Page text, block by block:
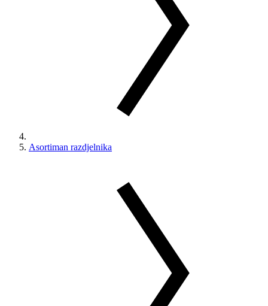
Asortiman razdjelnika